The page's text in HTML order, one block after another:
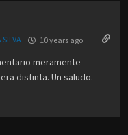
SILVA 10 years ago
meramente
distinta. Un saludo.